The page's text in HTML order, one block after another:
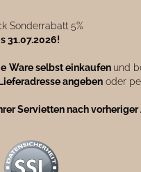
Sonderrabatt 5%
31.07.2026!
Ware selbst einkaufen und
angeben oder
Servietten nach vorheriger